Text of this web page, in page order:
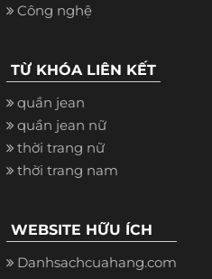
Công nghệ
TỪ KHÓA LIÊN KẾT
quần jean
quần jean nữ
thời trang nữ
thời trang nam
WEBSITE HỮU ÍCH
Danhsachcuahang.com